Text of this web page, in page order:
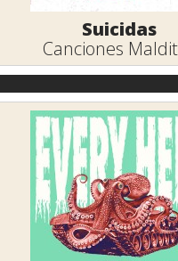
Suicidas
Canciones